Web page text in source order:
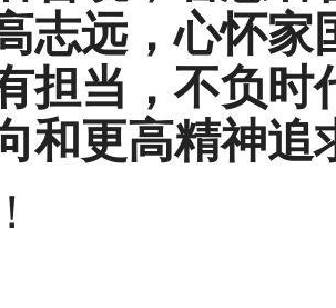
志远，心怀家
担当，不负时
和更高精神追